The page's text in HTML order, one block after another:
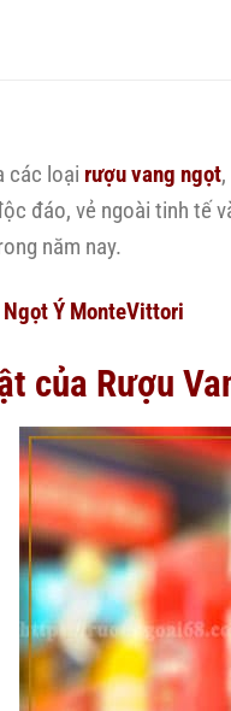
các loại rượu vang ngọt
đáo, vẻ ngoài tinh tế
năm nay.
Ngọt Ý MonteVittori
của Rượu